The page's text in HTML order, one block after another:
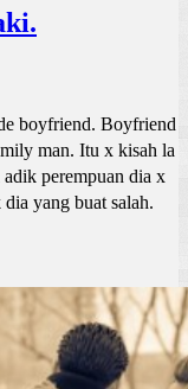
boyfriend. Boyfriend
man. Itu x kisah la
perempuan dia x
yang buat salah.